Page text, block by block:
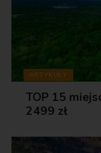
ARTYKUŁY
TOP 15
2499 zł